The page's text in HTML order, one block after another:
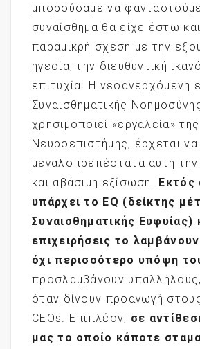
μπορούσαμε να
συναίσθημα θα είχε έστω
παραμικρή σχέση με την
ηγεσία, την διευθυντική
επιτυχία. Η νεοανερχόμενη
Συναισθηματικής
χρησιμοποιεί «εργαλεία» της
Νευροεπιστήμης, έρχεται
μεγαλοπρεπέστατα αυτή
και αβάσιμη εξίσωση. Εκτός
υπάρχει το EQ (δείκτης
Συναισθηματικής Ευφυίας)
επιχειρήσεις το
όχι περισσότερο υπόψη
προσλαμβάνουν
όταν δίνουν προαγωγή
CEOs. Επιπλέον, σε
μας το οποίο κάποτε